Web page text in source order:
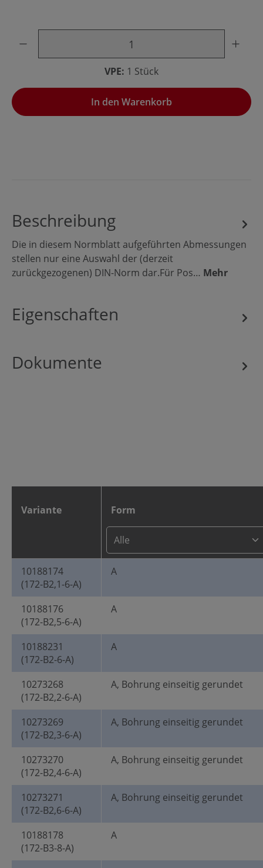
VPE: 1 Stück
In den Warenkorb
Beschreibung
Die in diesem Normblatt aufgeführten Abmessungen
stellen nur eine Auswahl der (derzeit
zurückgezogenen) DIN-Norm dar.Für Pos… Mehr
Eigenschaften
Dokumente
Variante Form
10188174
(172-B2,1-6-A)
A
10188176
(172-B2,5-6-A)
A
10188231
(172-B2-6-A)
A
10273268
(172-B2,2-6-A)
A, Bohrung einseitig gerundet
10273269
(172-B2,3-6-A)
A, Bohrung einseitig gerundet
10273270
(172-B2,4-6-A)
A, Bohrung einseitig gerundet
10273271
(172-B2,6-6-A)
A, Bohrung einseitig gerundet
10188178
(172-B3-8-A)
A